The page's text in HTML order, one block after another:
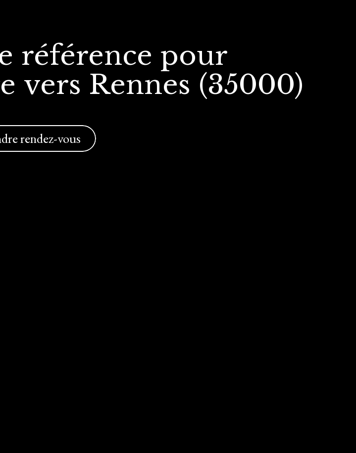
référence pour
vers Rennes (35000)
rendez-vous